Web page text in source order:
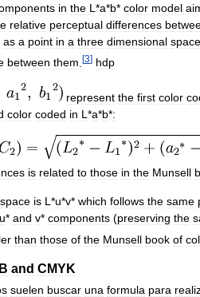
in the L *a*b* color model
relative perceptual differences
as a point in a three dimensional space
between them [3] hdp
represent the first color
color coded in L*a*b*:
is related to those in the Munsell
space is L*u*v* which follows the same
u* and v* components (preserving the
than those of the Munsell book of
and CMYK
suelen buscar una formula para